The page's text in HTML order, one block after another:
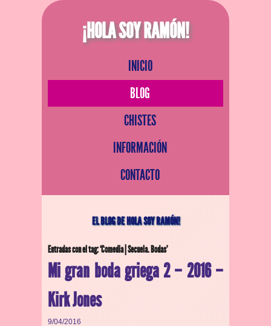
¡HOLA SOY RAMÓN!
INICIO
BLOG
CHISTES
INFORMACIÓN
CONTACTO
EL BLOG DE HOLA SOY RAMÓN!
Entradas con el tag: ‘Comedia | Secuela. Bodas’
Mi gran boda griega 2 – 2016 –
Kirk Jones
9/04/2016